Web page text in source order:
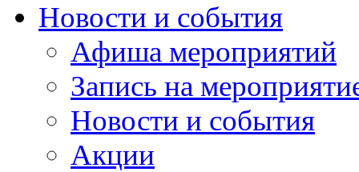
Новости и события
Афиша мероприятий
Запись на
Новости и события
Акции